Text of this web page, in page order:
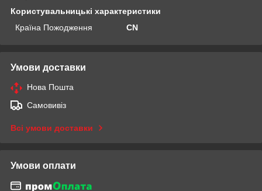
Користувальницькі характеристики
Країна Пожодження
CN
Умови доставки
Нова Пошта
Самовивіз
Всі умови доставки
Умови оплати